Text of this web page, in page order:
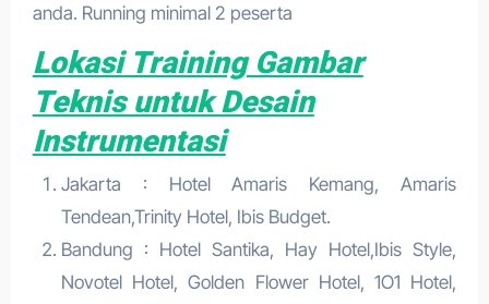
anda. Running minimal 2 peserta
Lokasi Training Gambar
Teknis untuk Desain
Instrumentasi
Jakarta : Hotel Amaris Kemang, Amaris
Tendean,Trinity Hotel, Ibis Budget.
Bandung : Hotel Santika, Hay Hotel,Ibis Style,
Novotel Hotel, Golden Flower Hotel, 1O1 Hotel,